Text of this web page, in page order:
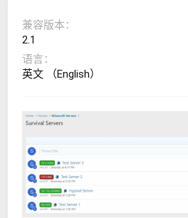
兼容版本
2.1
语言
英文 （English）